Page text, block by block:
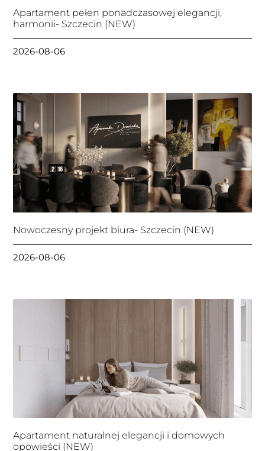
Apartament pełen ponadczasowej elegancji,
harmonii- Szczecin (NEW)
2026-08-06
Nowoczesny projekt biura- Szczecin (NEW)
2026-08-06
Apartament naturalnej elegancji i domowych
opowieści (NEW)